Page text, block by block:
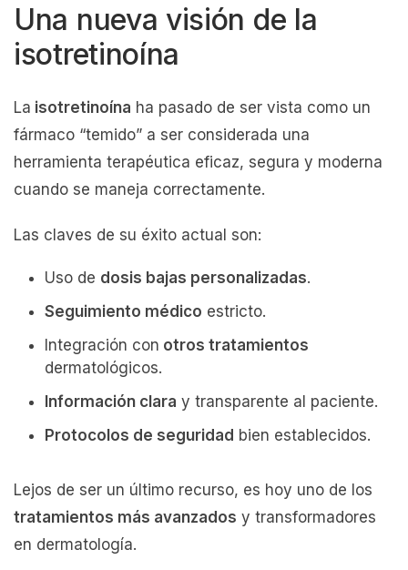
Una nueva visión de la
isotretinoína
La isotretinoína ha pasado de ser vista como un
fármaco “temido” a ser considerada una
herramienta terapéutica eficaz, segura y moderna
cuando se maneja correctamente.
Las claves de su éxito actual son:
Uso de dosis bajas personalizadas.
Seguimiento médico estricto.
Integración con otros tratamientos
dermatológicos.
Información clara y transparente al paciente.
Protocolos de seguridad bien establecidos.
Lejos de ser un último recurso, es hoy uno de los
tratamientos más avanzados y transformadores
en dermatología.